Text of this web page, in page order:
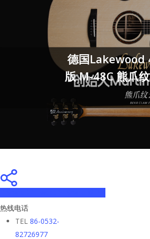
德国Lakewood
版 M-48C 熊爪
热线电话
TEL 86-0532-
82726977